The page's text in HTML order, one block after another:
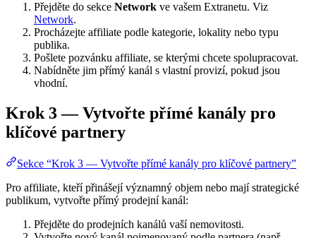
Přejděte do sekce Network ve vašem Extranetu. Viz
Network.
Procházejte affiliate podle kategorie, lokality nebo typu
publika.
Pošlete pozvánku affiliate, se kterými chcete spolupracovat.
Nabídněte jim přímý kanál s vlastní provizí, pokud jsou
vhodní.
Krok 3 — Vytvořte přímé kanály pro
klíčové partnery
Sekce “Krok 3 — Vytvořte přímé kanály pro klíčové partnery”
Pro affiliate, kteří přinášejí významný objem nebo mají strategické
publikum, vytvořte přímý prodejní kanál:
Přejděte do prodejních kanálů vaší nemovitosti.